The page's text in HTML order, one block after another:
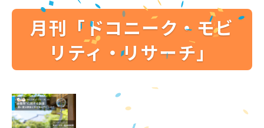
月刊「ドコニーク・モビ
リティ・リサーチ」